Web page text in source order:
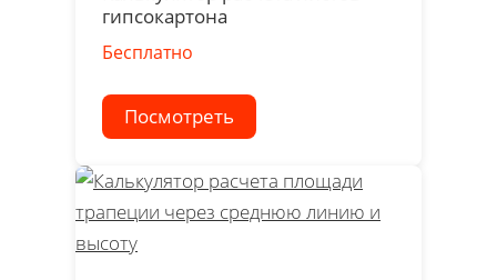
гипсокартона
Бесплатно
Посмотреть